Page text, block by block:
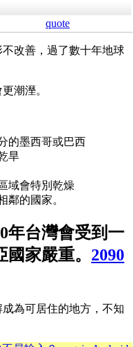
quote
改善，過了數十年地球
潮溼。
的墨西哥或巴西
旱
域會特別乾燥
鄰的國家。
年台灣會受到一
家嚴重。 2090
為可居住的地方，不知